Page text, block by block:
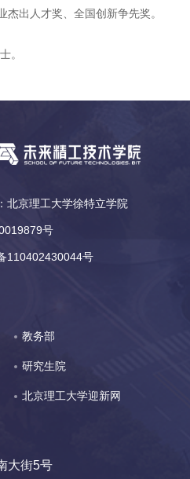
出人才奖、全国创新争先奖。
。
北京理工大学徐特立学院
号
110402430044号
教务部
研究生院
北京理工大学迎新网
大街5号